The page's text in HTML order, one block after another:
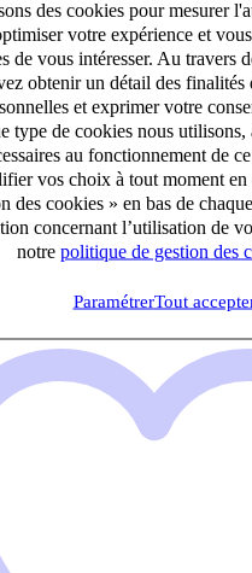
des cookies pour mesurer
votre expérience et
de vous intéresser. Au travers
obtenir un détail des finalités
et exprimer votre
type de cookies nous utilisons,
au fonctionnement de
vos choix à tout moment en
des cookies » en bas de
concernant l’utilisation de
notre politique de gestion des
ParamétrerTout
(H/F)
(57120)
2026
& Finance